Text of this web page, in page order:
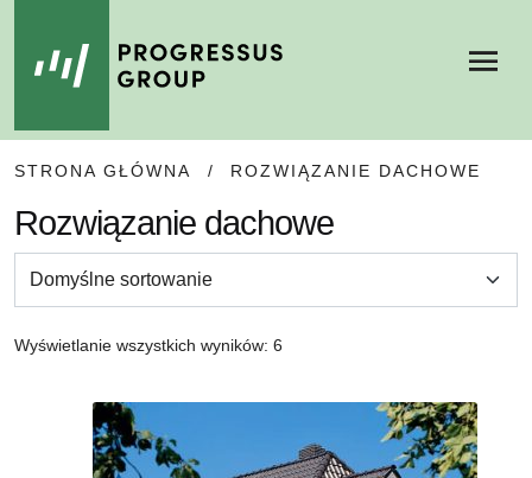
TO
NAVIGATION
TO
CONTENT
STRONA GŁÓWNA / ROZWIĄZANIE DACHOWE
Rozwiązanie dachowe
Wyświetlanie wszystkich wyników: 6